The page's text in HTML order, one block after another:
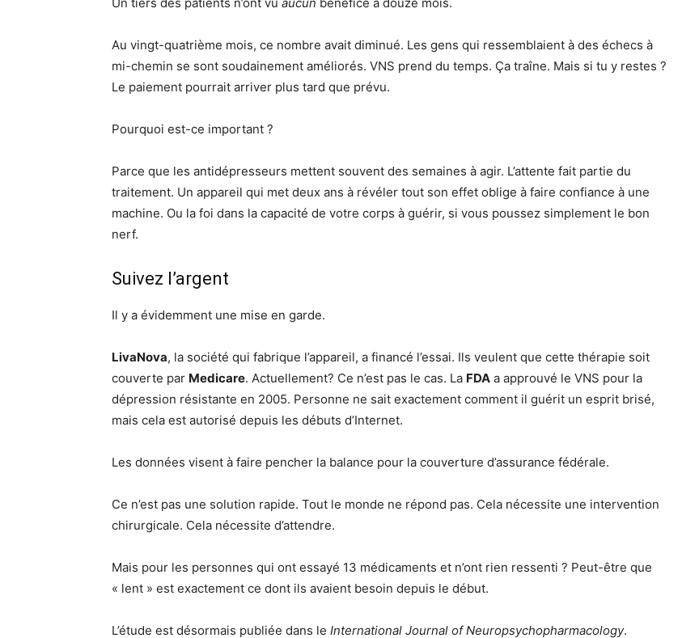
Au vingt-quatrième mois, ce nombre avait diminué. Les gens qui ressemblaient à des échecs à
mi-chemin se sont soudainement améliorés. VNS prend du temps. Ça traîne. Mais si tu y restes ?
Le paiement pourrait arriver plus tard que prévu.
Pourquoi est-ce important ?
Parce que les antidépresseurs mettent souvent des semaines à agir. L’attente fait partie du
traitement. Un appareil qui met deux ans à révéler tout son effet oblige à faire confiance à une
machine. Ou la foi dans la capacité de votre corps à guérir, si vous poussez simplement le bon
nerf.
Suivez l’argent
Il y a évidemment une mise en garde.
LivaNova, la société qui fabrique l’appareil, a financé l’essai. Ils veulent que cette thérapie soit
couverte par Medicare. Actuellement? Ce n’est pas le cas. La FDA a approuvé le VNS pour la
dépression résistante en 2005. Personne ne sait exactement comment il guérit un esprit brisé,
mais cela est autorisé depuis les débuts d’Internet.
Les données visent à faire pencher la balance pour la couverture d’assurance fédérale.
Ce n’est pas une solution rapide. Tout le monde ne répond pas. Cela nécessite une intervention
chirurgicale. Cela nécessite d’attendre.
Mais pour les personnes qui ont essayé 13 médicaments et n’ont rien ressenti ? Peut-être que
« lent » est exactement ce dont ils avaient besoin depuis le début.
L’étude est désormais publiée dans le International Journal of Neuropsychopharmacology.